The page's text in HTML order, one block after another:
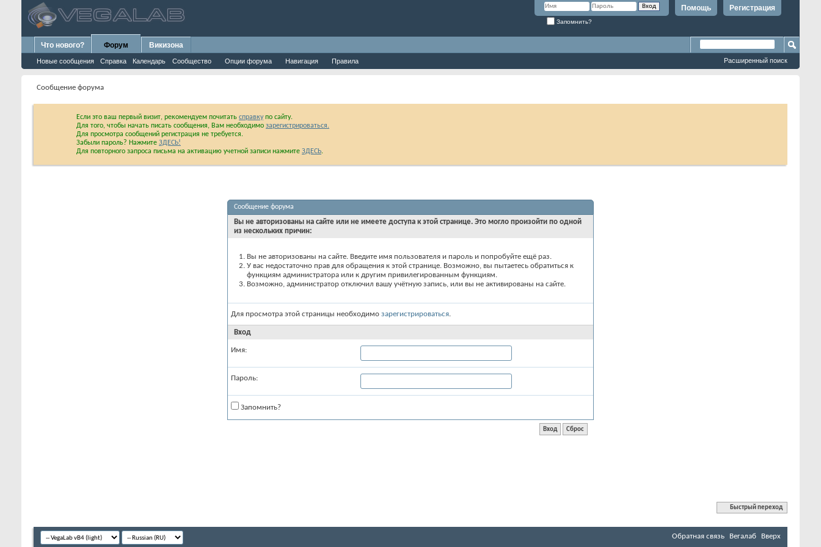
Регистрация
Помощь
Запомнить?
Что нового? Форум
Новые сообщения Справка Календарь Сообщество Опции форума Навигация Правила
Викизона
Расширенный поиск
Сообщение форума
Если это ваш первый визит, рекомендуем почитать справкупо сайту.
Для того, чтобы начать писать сообщения, Вам необходимо зарегистрироваться.
Для просмотра сообщений регистрация не требуется.
Забыли пароль? Нажмите ЗДЕСЬ!
Для повторного запроса письма на активацию учетной записи нажмите ЗДЕСЬ.
Сообщение форума
Вы не авторизованы на сайте или не имеете доступа к этой странице. Это могло произойти по одной
из нескольких причин:
Вы не авторизованы на сайте. Введите имя пользователя и пароль и попробуйте ещё раз.
У вас недостаточно прав для обращения к этой странице. Возможно, вы пытаетесь обратиться к
функциям администратора или к другим привилегированным функциям.
Возможно, администратор отключил вашу учётную запись, или вы не активированы на сайте.
Для просмотра этой страницы необходимо зарегистрироваться.
Вход
Имя:
Пароль:
Запомнить?
Быстрый переход
Обратная связь Вегалаб Вверх